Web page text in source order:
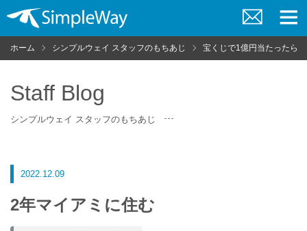
問
い
ニ
ュ
ホーム シンプルウェイ スタッフのもちあじ 宝くじで1億円当たったら…
Staff Blog
シンプルウェイ スタッフのもちあじ
2022.12.09
2年マイアミに住む